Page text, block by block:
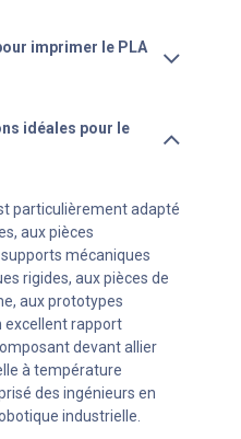
imprimer le PLA
idéales pour le
particulièrement adapté
aux pièces
mécaniques
rigides, aux pièces de
aux prototypes
excellent rapport
devant allier
à température
des ingénieurs en
industrielle.